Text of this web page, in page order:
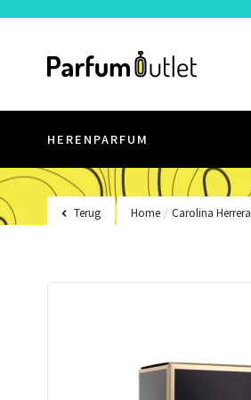
HERENPARFUM
Terug Home / Carolina Herrera